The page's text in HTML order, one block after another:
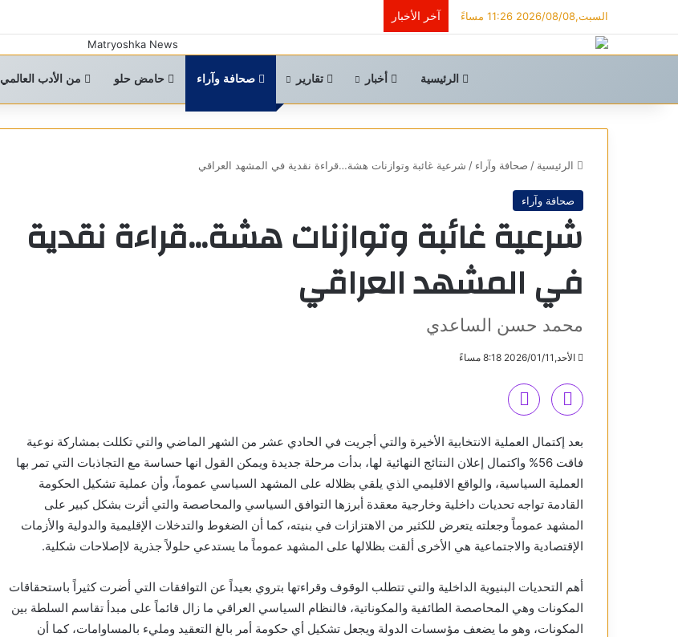
السبت,2026/08/08 11:26 مساءً آخر الأخبار
الرئيسية أخبار تقارير صحافة وآراء حامض حلو من الأدب العالمي
الرئيسية / صحافة وآراء / شرعية غائبة وتوازنات هشة…قراءة نقدية في المشهد العراقي
صحافة وآراء
شرعية غائبة وتوازنات هشة…قراءة نقدية
في المشهد العراقي
محمد حسن الساعدي
الأحد,2026/01/11 8:18 مساءً
بعد إكتمال العملية الانتخابية الأخيرة والتي أجريت في الحادي عشر من الشهر الماضي والتي تكللت بمشاركة نوعية
فاقت 56% واكتمال إعلان النتائج النهائية لها، بدأت مرحلة جديدة ويمكن القول انها حساسة مع التجاذبات التي تمر بها
العملية السياسية، والواقع الاقليمي الذي يلقي بظلاله على المشهد السياسي عموماً، وأن عملية تشكيل الحكومة
القادمة تواجه تحديات داخلية وخارجية معقدة أبرزها التوافق السياسي والمحاصصة والتي أثرت بشكل كبير على
المشهد عموماً وجعلته يتعرض للكثير من الاهتزازات في بنيته، كما أن الضغوط والتدخلات الإقليمية والدولية والأزمات
الإقتصادية والاجتماعية هي الأخرى ألقت بظلالها على المشهد عموماً ما يستدعي حلولاً جذرية لاإصلاحات شكلية.
أهم التحديات البنيوية الداخلية والتي تتطلب الوقوف وقراءتها بتروي بعيداً عن التوافقات التي أضرت كثيراً باستحقاقات
المكونات وهي المحاصصة الطائفية والمكوناتية، فالنظام السياسي العراقي ما زال قائماً على مبدأ تقاسم السلطة بين
المكونات، وهو ما يضعف مؤسسات الدولة ويجعل تشكيل أي حكومة أمر بالغ التعقيد ومليء بالمساوامات، كما أن